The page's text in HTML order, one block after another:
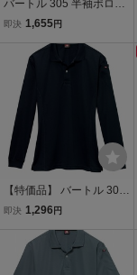
バートル 305 半袖ポロシ
ャツ ドライメッシュ ブラ
速乾 作業服 作業着
即決 1,655円
【特価品】 バートル 303
長袖ポロシャツ ドライメ
消臭 吸汗速乾 作業服 作業
即決 1,296 円